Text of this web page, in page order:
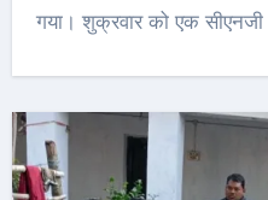
गया। शुक्रवार को एक